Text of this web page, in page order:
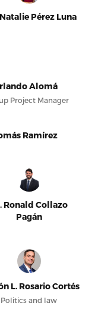
Pérez Luna
Alomá
Project Manager
Ramírez
Ronald Collazo
Pagán
L. Rosario Cortés
Politics and law